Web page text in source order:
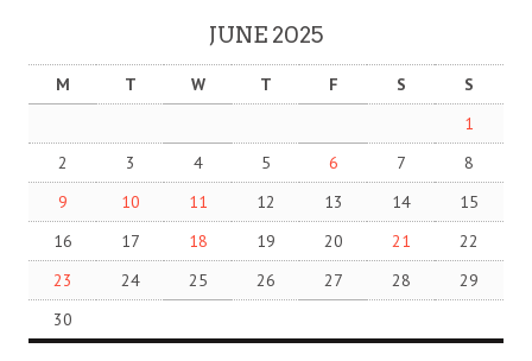
JUNE 2025
M T W T F S
S
1
2
3 4 5 6 7
8
9
10 11 12 13 14
15
16
17 18 19 20 21
22
23
24 25 26 27 28
29
30